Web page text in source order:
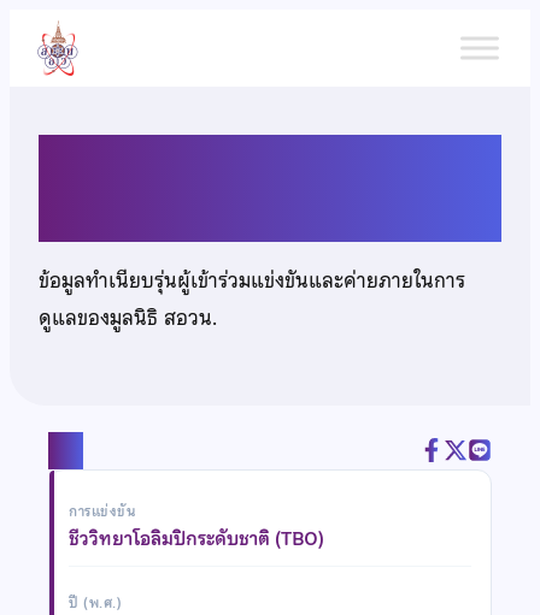
เนื้อหา
ข้อมูลทำเนียบรุ่นผู้เข้าร่วมแข่งขันและค่ายภายในการ
ดูแลของมูลนิธิ สอวน.
การแข่งขัน
ชีววิทยาโอลิมปิกระดับชาติ (TBO)
ปี (พ.ศ.)